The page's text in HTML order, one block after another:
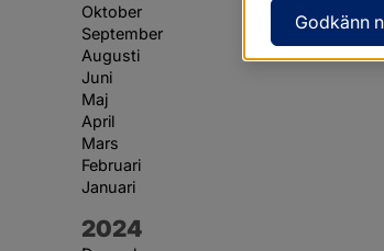
Oktober
September
Augusti
Juni
Maj
April
Mars
Februari
Januari
År:
2024
Godkänn